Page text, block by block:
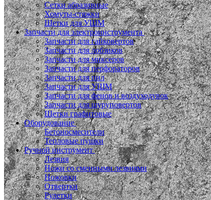
Сетки абразивные
Хомуты-стяжки
Щетки для УШМ
Запчасти для электроинструмента
Запчасти для гайковертов
Запчасти для лобзиков
Запчасти для миксеров
Запчасти для перфораторов
Запчасти для пил
Запчасти для УШМ
Запчасти для фенов и воздуходувок
Запчасти для шуруповертов
Щетки графитовые
Оборудование
Бетоносмесители
Тепловые пушки
Ручной инструмент
Лезвия
Ножи со сменными лезвиями
Ножовки
Отвертки
Рулетки